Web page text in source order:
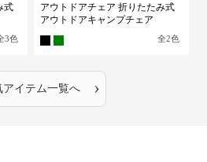
式
3色
アウトドアチェア 折りたたみ式
アウトドアキャンプチェア
全2色
アイテム一覧へ ›